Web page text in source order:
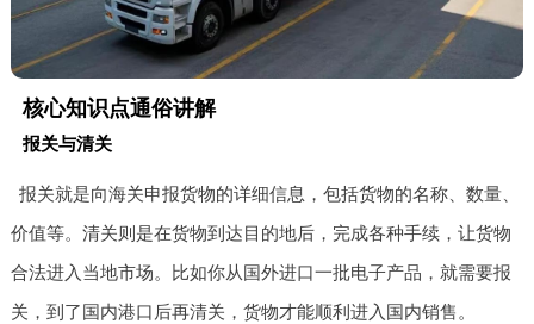
核心知识点通俗讲解
报关与清关
报关就是向海关申报货物的详细信息，包括货物的名称、数量、
价值等。清关则是在货物到达目的地后，完成各种手续，让货物
合法进入当地市场。比如你从国外进口一批电子产品，就需要报
关，到了国内港口后再清关，货物才能顺利进入国内销售。